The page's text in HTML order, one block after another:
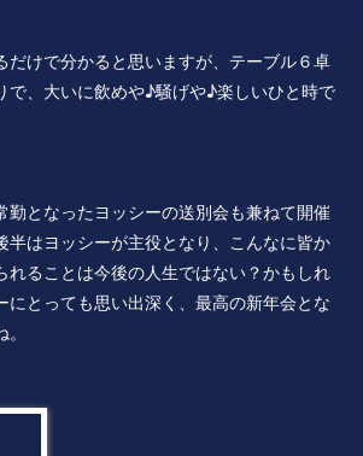
けで分かると思いますが、テーブル６卓
で、大いに飲めや♪騒げや♪楽しいひと時で
となったヨッシーの送別会も兼ねて開催
半はヨッシーが主役となり、こんなに皆か
れることは今後の人生ではない？かもしれ
にとっても思い出深く、最高の新年会とな